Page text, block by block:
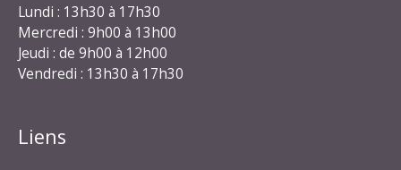
Lundi : 13h30 à 17h30
Mercredi : 9h00 à 13h00
Jeudi : de 9h00 à 12h00
Vendredi : 13h30 à 17h30
Liens